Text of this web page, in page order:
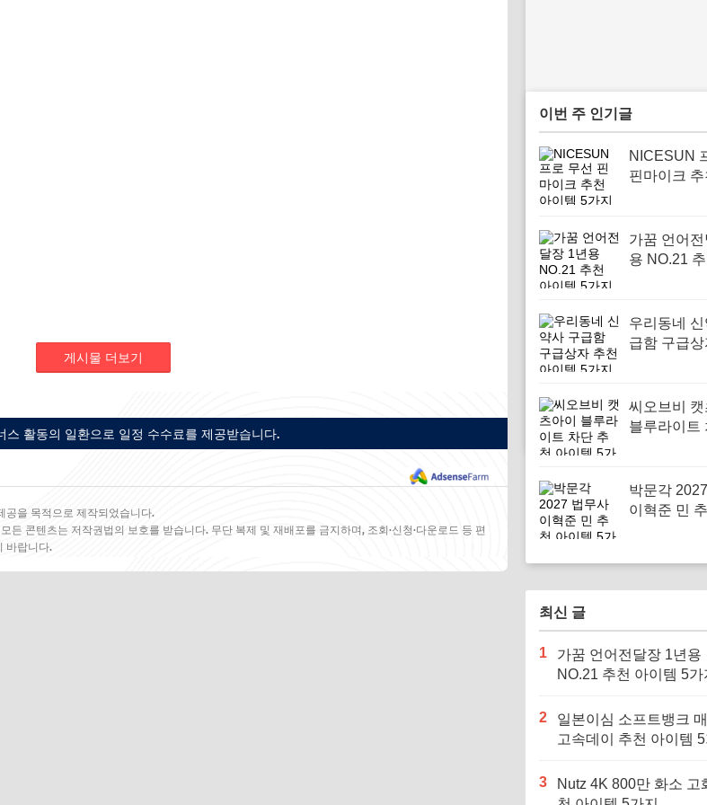
게시물 더보기
활동의 일환으로 일정 수수료를 제공받습니다.
을 목적으로 제작되었습니다.
든 콘텐츠는 저작권법의 보호를 받습니다. 무단 복제 및 재배포를 금지하며, 조회·신청·다운로드 등 편
바랍니다.
이번 주 인기글
NICESUN
핀마이크
가꿈 언어
용 NO.21
우리동네
급함 구급
씨오브비
블루라이트
박문각
이혁준 민
최신 글
1
가꿈 언어전달장 1년용
NO.21 추천 아이템 5가
2
일본이심 소프트뱅크
고속데이 추천 아이템
3
Nutz 4K 800만 화소 고